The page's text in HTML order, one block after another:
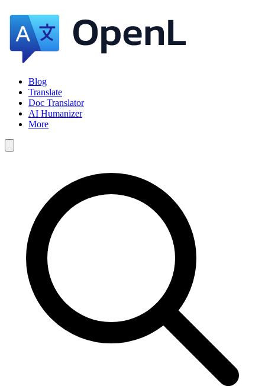
Blog
Translate
Doc Translator
AI Humanizer
More